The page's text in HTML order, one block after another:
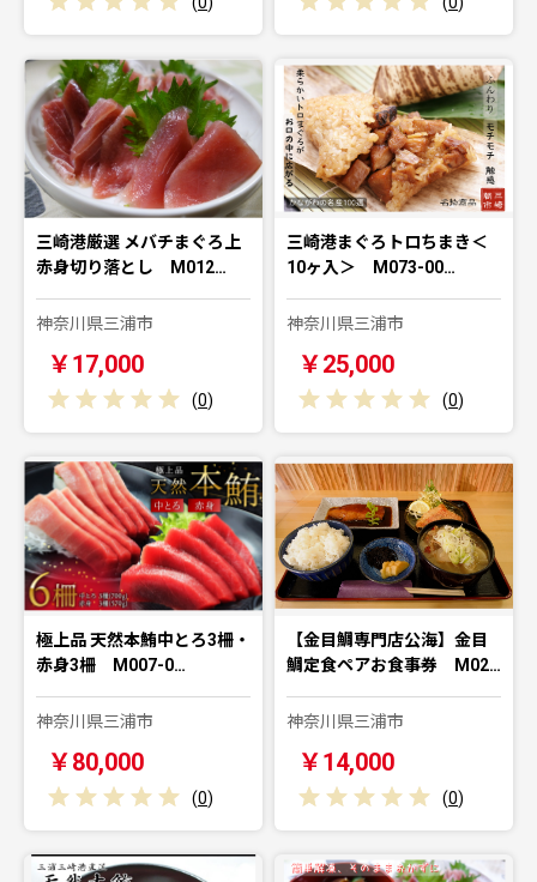
三崎港厳選 メバチまぐろ上
赤身切り落とし M012…
神奈川県三浦市
￥17,000
(0)
三崎港まぐろトロちまき＜
10ヶ入＞ M073-00…
神奈川県三浦市
￥25,000
(0)
極上品 天然本鮪中とろ3柵・
赤身3柵 M007-0…
神奈川県三浦市
￥80,000
(0)
【金目鯛専門店公海】金目
鯛定食ペアお食事券 M02…
神奈川県三浦市
￥14,000
(0)